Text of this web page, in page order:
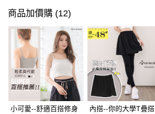
信用卡一次付款
超商取貨付款
LINE Pay
Apple Pay
街口支付
悠遊付
商品加價購 (12)
小可愛--舒適百搭修身
內搭--你的大學T疊搭